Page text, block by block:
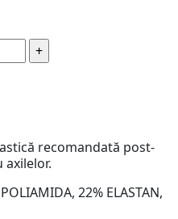
recomandată post-
22% ELASTAN,